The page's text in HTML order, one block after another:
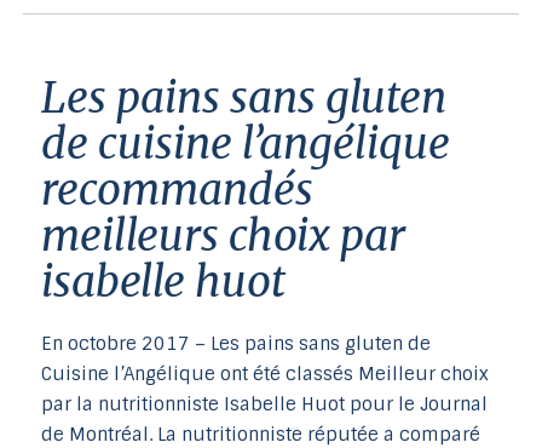
les pains sans gluten
de cuisine l’angélique
recommandés
meilleurs choix par
isabelle huot
En octobre 2017 – Les pains sans gluten de
Cuisine l’Angélique ont été classés Meilleur choix
par la nutritionniste Isabelle Huot pour le Journal
de Montréal. La nutritionniste réputée a comparé